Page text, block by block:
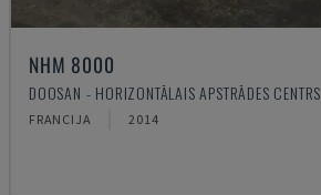
NHM 8000
DOOSAN - HORIZONTĀLAIS APSTRĀDES CENTRS
FRANCIJA 2014